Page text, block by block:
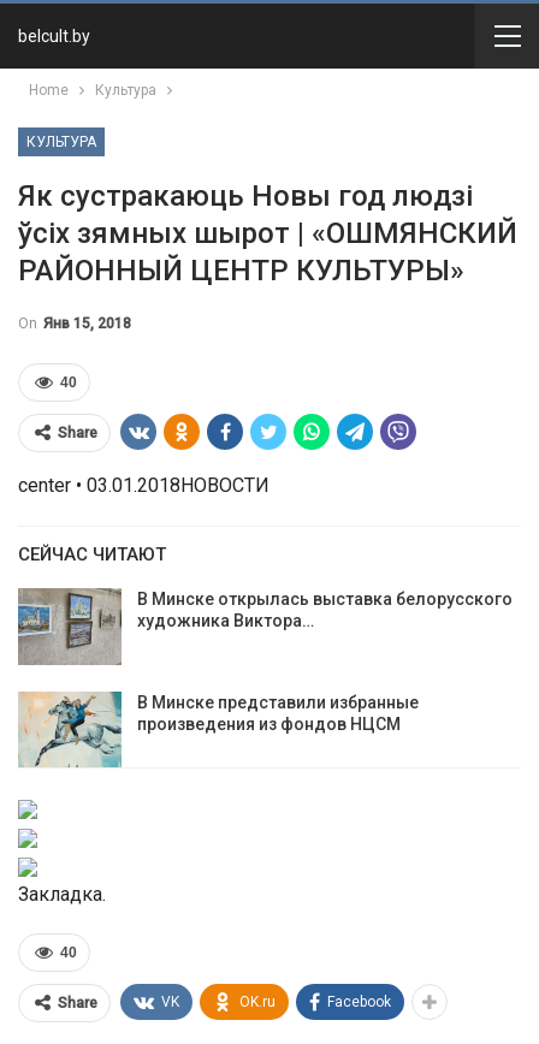
belcult.by
Home Культура
КУЛЬТУРА
Як сустракаюць Новы год людзі
ўсіх зямных шырот | «ОШМЯНСКИЙ
РАЙОННЫЙ ЦЕНТР КУЛЬТУРЫ»
On Янв 15, 2018
40
Share
center • 03.01.2018НОВОСТИ
СЕЙЧАС ЧИТАЮТ
В Минске открылась выставка белорусского
художника Виктора…
В Минске представили избранные
произведения из фондов НЦСМ
Закладка.
40
Share VK OK.ru Facebook